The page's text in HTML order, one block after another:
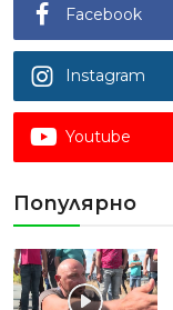
Facebook
Instagram
Youtube
Популярно